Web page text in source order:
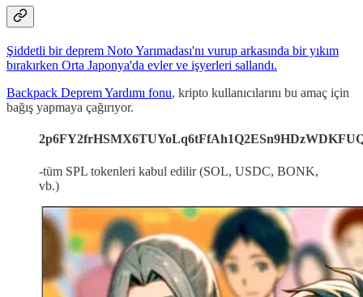
Şiddetli bir deprem Noto Yarımadası'nı vurup arkasında bir yıkım
bırakırken Orta Japonya'da evler ve işyerleri sallandı.
Backpack Deprem Yardımı fonu, kripto kullanıcılarını bu amaç için
bağış yapmaya çağırıyor.
-tüm SPL tokenleri kabul edilir (SOL, USDC, BONK,
vb.)